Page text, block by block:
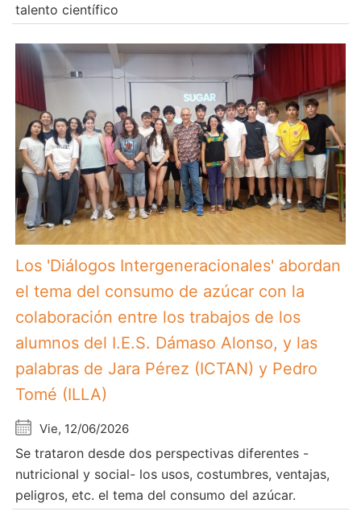
talento científico
Los 'Diálogos Intergeneracionales' abordan
el tema del consumo de azúcar con la
colaboración entre los trabajos de los
alumnos del I.E.S. Dámaso Alonso, y las
palabras de Jara Pérez (ICTAN) y Pedro
Tomé (ILLA)
Vie, 12/06/2026
Se trataron desde dos perspectivas diferentes -
nutricional y social- los usos, costumbres, ventajas,
peligros, etc. el tema del consumo del azúcar.